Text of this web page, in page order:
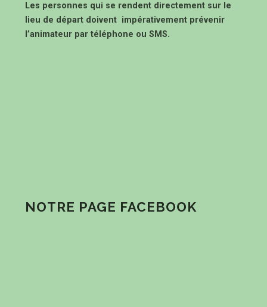
Les personnes qui se rendent directement sur le
lieu de départ doivent impérativement prévenir
l’animateur par téléphone ou SMS.
NOTRE PAGE FACEBOOK